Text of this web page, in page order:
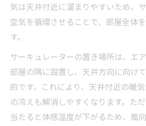
気は天井付近に溜まりやすいため、
空気を循環させることで、部屋全体
す。
サーキュレーターの置き場所は、エ
部屋の隅に設置し、天井方向に向け
的です。これにより、天井付近の暖
の冷えも解消しやすくなります。た
当たると体感温度が下がるため、風